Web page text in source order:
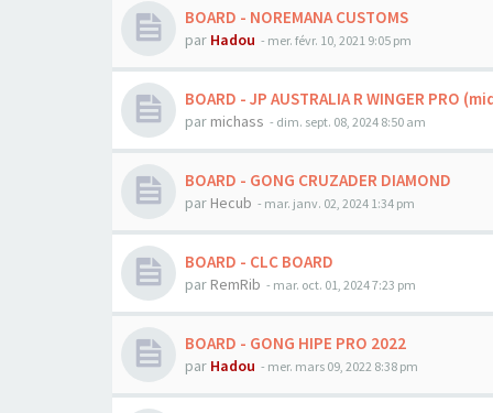
BOARD - NOREMANA CUSTOMS
par Hadou - mer. févr. 10, 2021 9:05 pm
BOARD - JP AUSTRALIA R WINGER PRO
par michass - dim. sept. 08, 2024 8:50 am
BOARD - GONG CRUZADER DIAMOND
par Hecub - mar. janv. 02, 2024 1:34 pm
BOARD - CLC BOARD
par RemRib - mar. oct. 01, 2024 7:23 pm
BOARD - GONG HIPE PRO 2022
par Hadou - mer. mars 09, 2022 8:38 pm